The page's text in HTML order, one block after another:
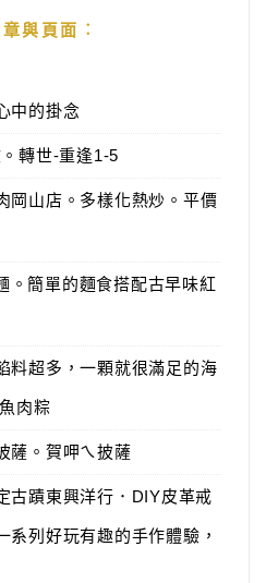
與頁面︰
中的掛念
轉世-重逢1-5
岡山店。多樣化熱炒。平價
。簡單的麵食搭配古早味紅
料超多，一顆就很滿足的海
肉粽
薩。賀呷ㄟ披薩
古蹟東興洋行．DIY皮革戒
系列好玩有趣的手作體驗，